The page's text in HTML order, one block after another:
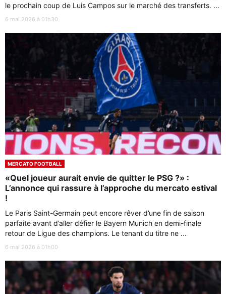
le prochain coup de Luis Campos sur le marché des transferts. ...
6 mai 2026 à 01h30
MERCATO FOOTBALL
«Quel joueur aurait envie de quitter le PSG ?» :
L’annonce qui rassure à l’approche du mercato estival
!
Le Paris Saint-Germain peut encore rêver d’une fin de saison
parfaite avant d’aller défier le Bayern Munich en demi-finale
retour de Ligue des champions. Le tenant du titre ne ...
6 mai 2026 à 01h00